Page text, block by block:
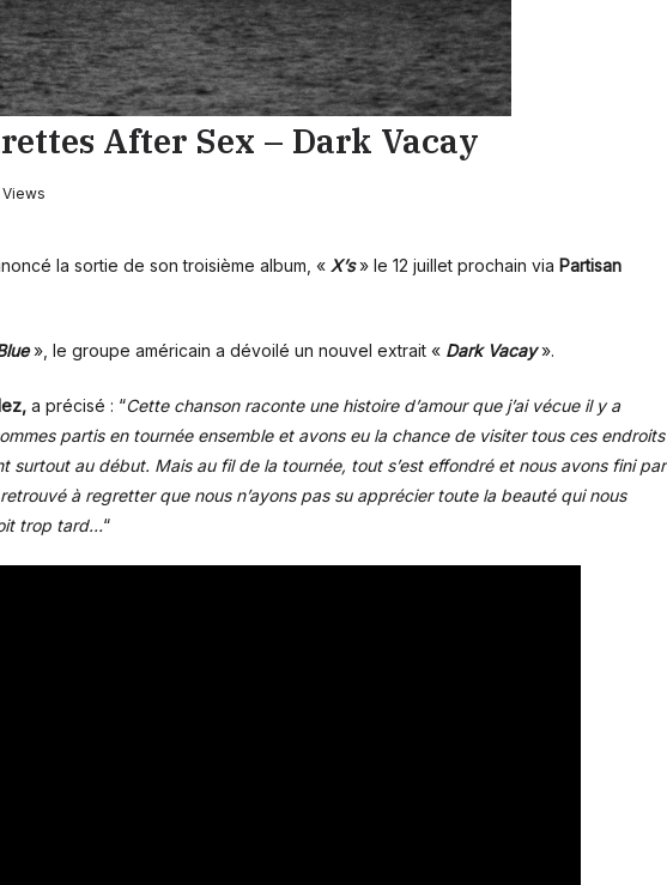
After Sex – Dark Vacay
Views
la sortie de son troisième album, « X’s» le 12 juillet prochain via Partisan
», le groupe américain a dévoilé un nouvel extrait « Dark Vacay ».
a précisé : “Cette chanson raconte une histoire d’amour que j’ai vécue il y a
partis en tournée ensemble et avons eu la chance de visiter tous ces endroits
surtout au début. Mais au fil de la tournée, tout s’est effondré et nous avons fini par
à regretter que nous n’ayons pas su apprécier toute la beauté qui nous
trop tard…“